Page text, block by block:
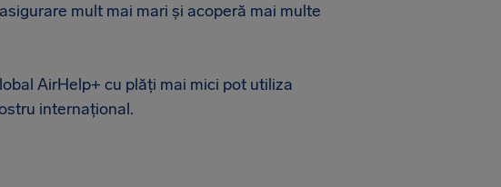
mult mai mari și acoperă mai multe
AirHelp+ cu plăți mai mici pot utiliza
internațional.